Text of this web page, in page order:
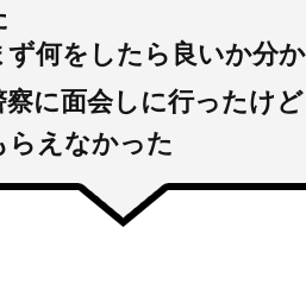
ず何をしたら良いか分
察に面会しに行ったけ
らえなかった